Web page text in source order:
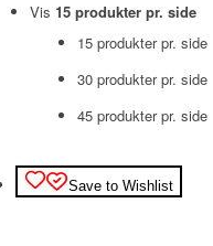
Vis 15 produkter pr. side
15 produkter pr. side
30 produkter pr. side
45 produkter pr. side
Save to Wishlist